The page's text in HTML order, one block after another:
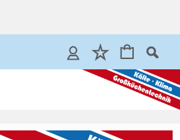
Anmelden
Merkliste